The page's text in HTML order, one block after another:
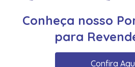
Conheça nosso
para
Confira